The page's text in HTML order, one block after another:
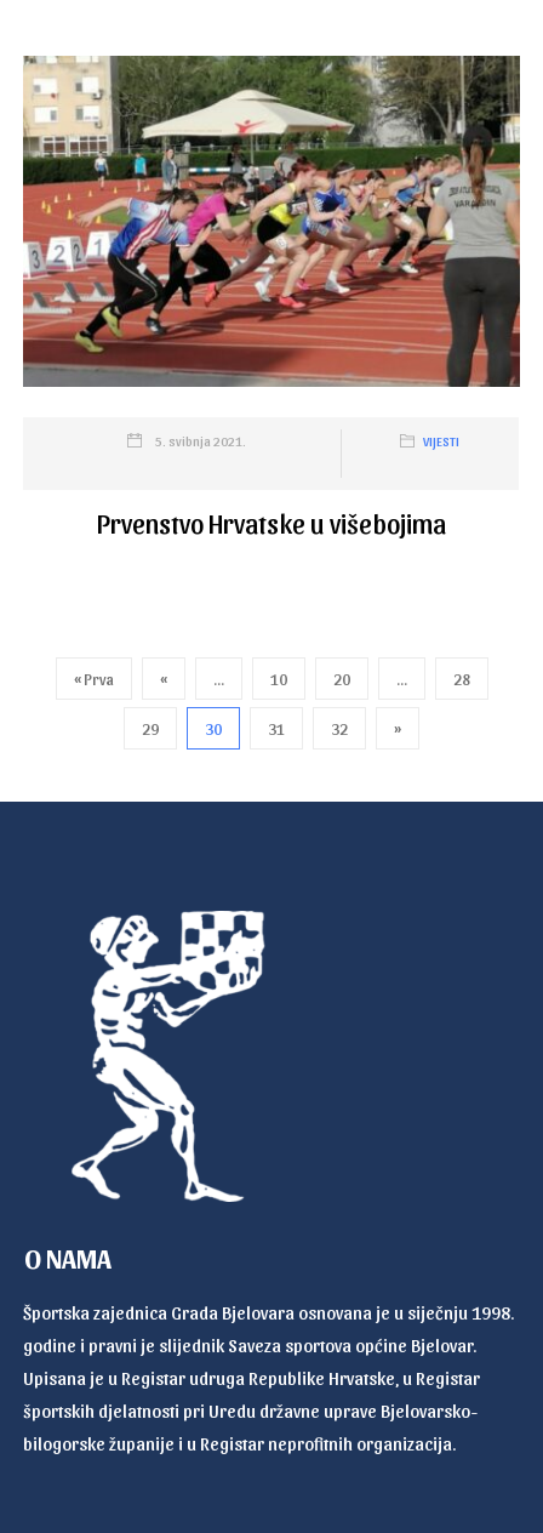
5. svibnja 2021. VIJESTI
Prvenstvo Hrvatske u višebojima
« Prva « 10 20 28
29 30 31 32 »
O NAMA
Športska zajednica Grada Bjelovara osnovana je u siječnju 1998.
godine i pravni je slijednik Saveza sportova općine Bjelovar.
Upisana je u Registar udruga Republike Hrvatske, u Registar
športskih djelatnosti pri Uredu državne uprave Bjelovarsko-
bilogorske županije i u Registar neprofitnih organizacija.